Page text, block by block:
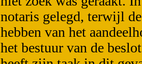
notaris gelegd, terwijl
hebben van het
het bestuur van de